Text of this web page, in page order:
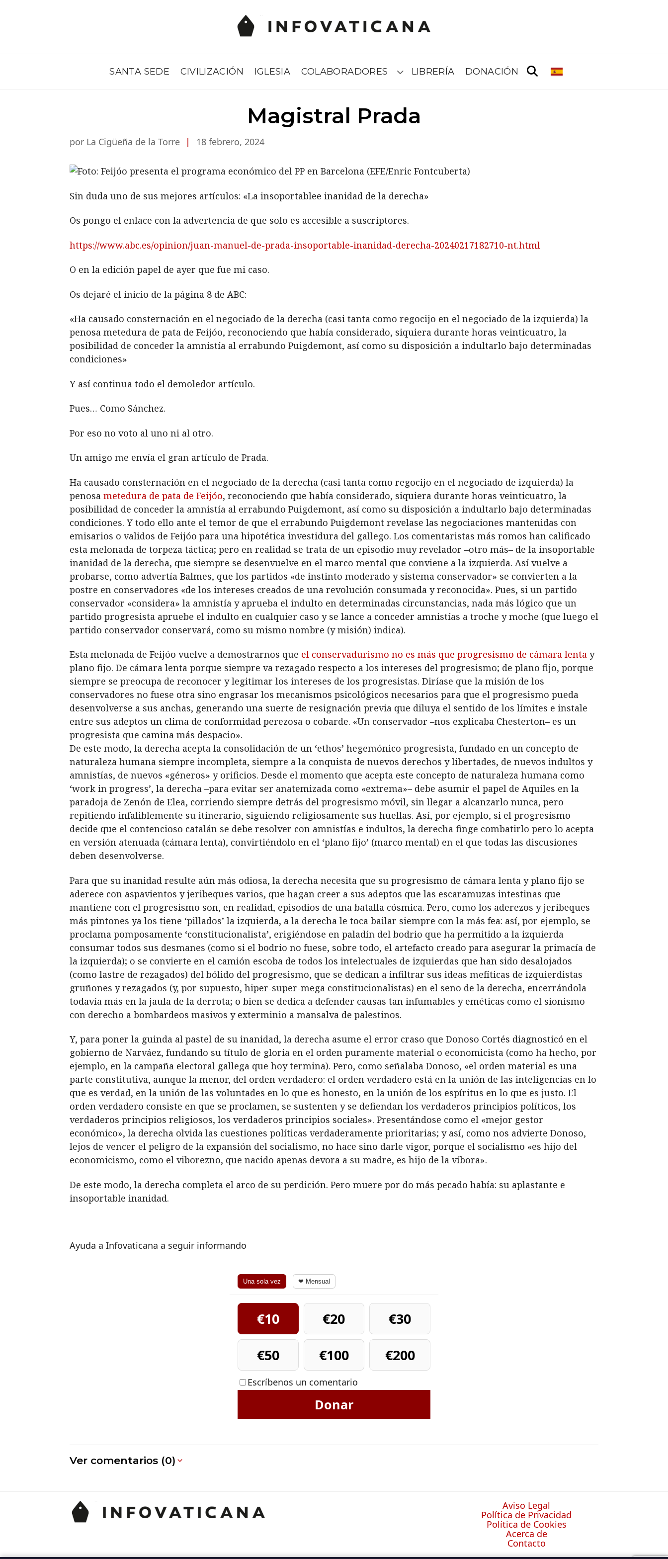
SANTA SEDE CIVILIZACIÓN IGLESIA COLABORADORES Submenú
LIBRERÍA DONACIÓN
Magistral Prada
por La Cigüeña de la Torre | 18 febrero, 2024
Sin duda uno de sus mejores artículos: «La insoportablee inanidad de la derecha»
Os pongo el enlace con la advertencia de que solo es accesible a suscriptores.
https://www.abc.es/opinion/juan-manuel-de-prada-insoportable-inanidad-derecha-20240217182710-nt.html
O en la edición papel de ayer que fue mi caso.
Os dejaré el inicio de la página 8 de ABC:
«Ha causado consternación en el negociado de la derecha (casi tanta como regocijo en el negociado de la izquierda) la
penosa metedura de pata de Feijóo, reconociendo que había considerado, siquiera durante horas veinticuatro, la
posibilidad de conceder la amnistía al errabundo Puigdemont, así como su disposición a indultarlo bajo determinadas
condiciones»
Y así continua todo el demoledor artículo.
Pues… Como Sánchez.
Por eso no voto al uno ni al otro.
Un amigo me envía el gran artículo de Prada.
Ha causado consternación en el negociado de la derecha (casi tanta como regocijo en el negociado de izquierda) la
penosa metedura de pata de Feijóo, reconociendo que había considerado, siquiera durante horas veinticuatro, la
posibilidad de conceder la amnistía al errabundo Puigdemont, así como su disposición a indultarlo bajo determinadas
condiciones. Y todo ello ante el temor de que el errabundo Puigdemont revelase las negociaciones mantenidas con
emisarios o validos de Feijóo para una hipotética investidura del gallego. Los comentaristas más romos han calificado
esta melonada de torpeza táctica; pero en realidad se trata de un episodio muy revelador –otro más– de la insoportable
inanidad de la derecha, que siempre se desenvuelve en el marco mental que conviene a la izquierda. Así vuelve a
probarse, como advertía Balmes, que los partidos «de instinto moderado y sistema conservador» se convierten a la
postre en conservadores «de los intereses creados de una revolución consumada y reconocida». Pues, si un partido
conservador «considera» la amnistía y aprueba el indulto en determinadas circunstancias, nada más lógico que un
partido progresista apruebe el indulto en cualquier caso y se lance a conceder amnistías a troche y moche (que luego el
partido conservador conservará, como su mismo nombre (y misión) indica).
Esta melonada de Feijóo vuelve a demostrarnos que el conservadurismo no es más que progresismo de cámara lenta y
plano fijo. De cámara lenta porque siempre va rezagado respecto a los intereses del progresismo; de plano fijo, porque
siempre se preocupa de reconocer y legitimar los intereses de los progresistas. Diríase que la misión de los
conservadores no fuese otra sino engrasar los mecanismos psicológicos necesarios para que el progresismo pueda
desenvolverse a sus anchas, generando una suerte de resignación previa que diluya el sentido de los límites e instale
entre sus adeptos un clima de conformidad perezosa o cobarde. «Un conservador –nos explicaba Chesterton– es un
progresista que camina más despacio».
De este modo, la derecha acepta la consolidación de un ‘ethos’ hegemónico progresista, fundado en un concepto de
naturaleza humana siempre incompleta, siempre a la conquista de nuevos derechos y libertades, de nuevos indultos y
amnistías, de nuevos «géneros» y orificios. Desde el momento que acepta este concepto de naturaleza humana como
‘work in progress’, la derecha –para evitar ser anatemizada como «extrema»– debe asumir el papel de Aquiles en la
paradoja de Zenón de Elea, corriendo siempre detrás del progresismo móvil, sin llegar a alcanzarlo nunca, pero
repitiendo infaliblemente su itinerario, siguiendo religiosamente sus huellas. Así, por ejemplo, si el progresismo
decide que el contencioso catalán se debe resolver con amnistías e indultos, la derecha finge combatirlo pero lo acepta
en versión atenuada (cámara lenta), convirtiéndolo en el ‘plano fijo’ (marco mental) en el que todas las discusiones
deben desenvolverse.
Para que su inanidad resulte aún más odiosa, la derecha necesita que su progresismo de cámara lenta y plano fijo se
aderece con aspavientos y jeribeques varios, que hagan creer a sus adeptos que las escaramuzas intestinas que
mantiene con el progresismo son, en realidad, episodios de una batalla cósmica. Pero, como los aderezos y jeribeques
más pintones ya los tiene ‘pillados’ la izquierda, a la derecha le toca bailar siempre con la más fea: así, por ejemplo, se
proclama pomposamente ‘constitucionalista’, erigiéndose en paladín del bodrio que ha permitido a la izquierda
consumar todos sus desmanes (como si el bodrio no fuese, sobre todo, el artefacto creado para asegurar la primacía de
la izquierda); o se convierte en el camión escoba de todos los intelectuales de izquierdas que han sido desalojados
(como lastre de rezagados) del bólido del progresismo, que se dedican a infiltrar sus ideas mefíticas de izquierdistas
gruñones y rezagados (y, por supuesto, hiper-super-mega constitucionalistas) en el seno de la derecha, encerrándola
todavía más en la jaula de la derrota; o bien se dedica a defender causas tan infumables y eméticas como el sionismo
con derecho a bombardeos masivos y exterminio a mansalva de palestinos.
Y, para poner la guinda al pastel de su inanidad, la derecha asume el error craso que Donoso Cortés diagnosticó en el
gobierno de Narváez, fundando su título de gloria en el orden puramente material o economicista (como ha hecho, por
ejemplo, en la campaña electoral gallega que hoy termina). Pero, como señalaba Donoso, «el orden material es una
parte constitutiva, aunque la menor, del orden verdadero: el orden verdadero está en la unión de las inteligencias en lo
que es verdad, en la unión de las voluntades en lo que es honesto, en la unión de los espíritus en lo que es justo. El
orden verdadero consiste en que se proclamen, se sustenten y se defiendan los verdaderos principios políticos, los
verdaderos principios religiosos, los verdaderos principios sociales». Presentándose como el «mejor gestor
económico», la derecha olvida las cuestiones políticas verdaderamente prioritarias; y así, como nos advierte Donoso,
lejos de vencer el peligro de la expansión del socialismo, no hace sino darle vigor, porque el socialismo «es hijo del
economicismo, como el viborezno, que nacido apenas devora a su madre, es hijo de la víbora».
De este modo, la derecha completa el arco de su perdición. Pero muere por do más pecado había: su aplastante e
insoportable inanidad.
Ayuda a Infovaticana a seguir informando
Una sola vez ❤ Mensual
€10 €20
€30
€50
€100 €200
Escríbenos un comentario
Donar
Ver comentarios (0)
Aviso Legal
Política de Privacidad
Política de Cookies
Acerca de
Contacto